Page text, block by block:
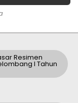
Resimen
I Tahun